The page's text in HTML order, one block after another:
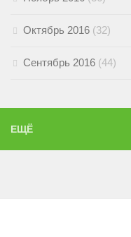
Октябрь 2016 (32)
Сентябрь 2016 (44)
ЕЩЁ